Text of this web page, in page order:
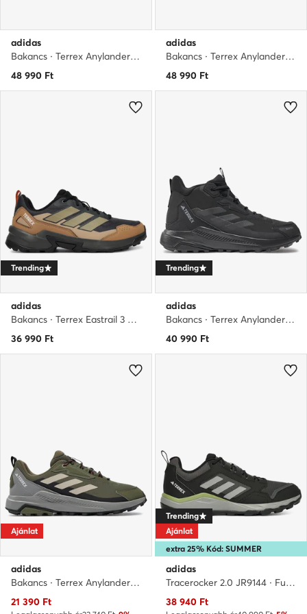
adidas
Bakancs · Terrex Anylander CLIMAWARM+ JH6234 · Fekete
48 990 Ft
adidas
Bakancs · Terrex Anylander CLIMAWARM+ Hiking JS1431 · Barna
48 990 Ft
Trending
adidas
Bakancs · Terrex Eastrail 3 Climaproof JR4010 · Barna
36 990 Ft
Trending
adidas
Bakancs · Terrex Anylander Mid Rain.Rdy ID0898 · Fekete
40 990 Ft
Ajánlat
adidas
Bakancs · Terrex Anylander ID0894 · Zöld
Aktuális ár
21 390 Ft
extra 25% Kód: SUMMER
Trending
Ajánlat
adidas
Tracerocker 2.0 JR9144 · Futócipő
Aktuális ár
38 940 Ft